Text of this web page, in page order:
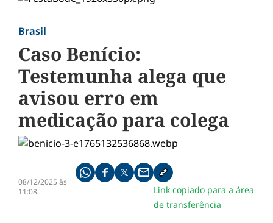
Brasil
Caso Benício:
Testemunha alega que
avisou erro em
medicação para colega
08/12/2025 às
11:08
Compartilhe pelo whatsapp
Compartilhar no facebook
Compartilhar no twitter
Compartilhe pelo email
Copiar link da notícia
Link copiado para a área
de transferência